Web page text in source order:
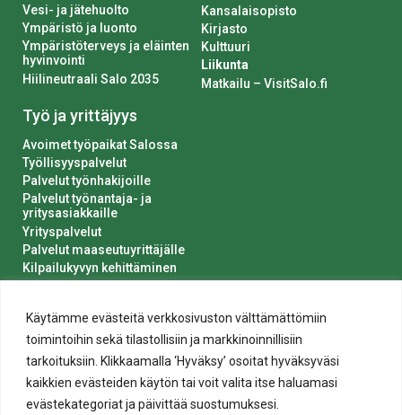
Käytämme evästeitä verkkosivuston välttämättömiin
toimintoihin sekä tilastollisiin ja markkinoinnillisiin
tarkoituksiin. Klikkaamalla ‘Hyväksy’ osoitat hyväksyväsi
kaikkien evästeiden käytön tai voit valita itse haluamasi
evästekategoriat ja päivittää suostumuksesi.
Vesi- ja jätehuolto
Ympäristö ja luonto
Ympäristöterveys ja eläinten
hyvinvointi
Hiilineutraali Salo 2035
Työ ja yrittäjyys
Avoimet työpaikat Salossa
Työllisyyspalvelut
Palvelut työnhakijoille
Palvelut työnantaja- ja
yritysasiakkaille
Yrityspalvelut
Palvelut maaseutuyrittäjälle
Kilpailukyvyn kehittäminen
Kansalaisopisto
Kirjasto
Kulttuuri
Liikunta
Matkailu – VisitSalo.fi